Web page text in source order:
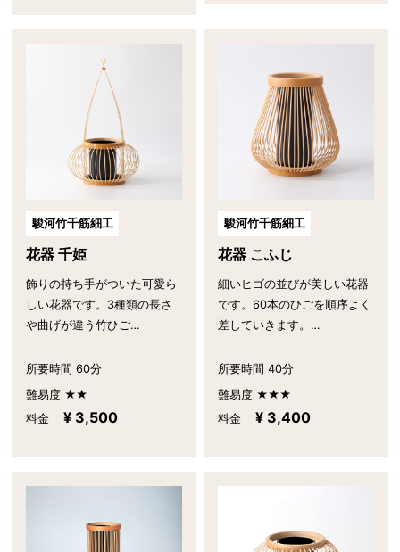
駿河竹千筋細工
花器 千姫
飾りの持ち手がついた可愛ら
しい花器です。3種類の長さ
や曲げが違う竹ひご…
所要時間 60分
難易度 ★★
料金
¥ 3,500
駿河竹千筋細工
花器 こふじ
細いヒゴの並びが美しい花器
です。60本のひごを順序よく
差していきます。…
所要時間 40分
難易度 ★★★
料金
¥ 3,400